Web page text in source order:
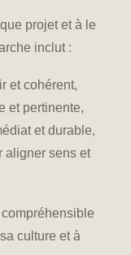
projetet à le
inclut :
et cohérent,
et pertinente,
et durable,
aligner sens et
culture et à